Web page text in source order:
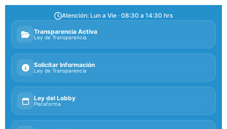
Atención: Lun a Vie · 08:30 a 14:30 hrs
Transparencia Activa
Ley de Transparencia
Solicitar Información
Ley de Transparencia
Ley del Lobby
Plataforma